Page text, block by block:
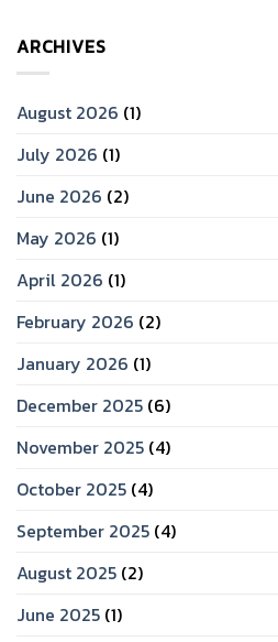
ARCHIVES
August 2026 (1)
July 2026 (1)
June 2026 (2)
May 2026 (1)
April 2026 (1)
February 2026 (2)
January 2026 (1)
December 2025 (6)
November 2025 (4)
October 2025 (4)
September 2025 (4)
August 2025 (2)
June 2025 (1)